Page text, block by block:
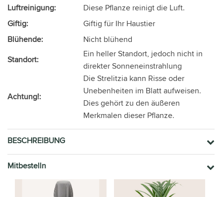
Luftreinigung:
Diese Pflanze reinigt die Luft.
Giftig:
Giftig für Ihr Haustier
Blühende:
Nicht blühend
Standort:
Ein heller Standort, jedoch nicht in
direkter Sonneneinstrahlung
Achtung!:
Die Strelitzia kann Risse oder
Unebenheiten im Blatt aufweisen.
Dies gehört zu den äußeren
Merkmalen dieser Pflanze.
BESCHREIBUNG
Mitbestelln